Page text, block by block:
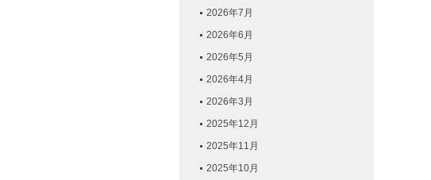
2026年7月
2026年6月
2026年5月
2026年4月
2026年3月
2025年12月
2025年11月
2025年10月